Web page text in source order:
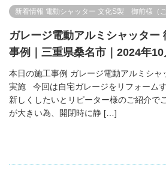
新着情報 電動シャッター 文化S製 御前様（ご
ガレージ電動アルミシャッター
事例｜三重県桑名市｜2024年
本日の施工事例 ガレージ電動アルミシャ
実施 今回は自宅ガレージをリフォーム
新しくしたいとリピーター様のご紹介で
が大きい為、開閉時に静 […]